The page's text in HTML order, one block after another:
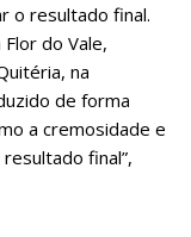
o resultado final.
do Vale,
na
de forma
a cremosidade e
final”,